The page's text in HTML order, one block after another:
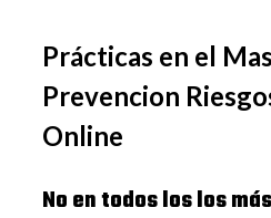
Prácticas en el
Prevencion
Online
No en todos los los